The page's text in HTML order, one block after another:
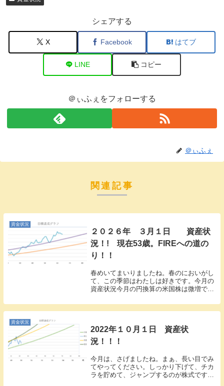
シェアする
X Facebook はてブ
LINE コピー
＠ぃふぇをフォローする
＠ぃふぇ
関連記事
資金状況
２０２６年 ３月１日 資産状
況！! 現在53歳。FIREへの道の
り！！
春めいてまいりましたね。春のにおいがし
て、この季節はわたしは好きです。今月の
資産状況今月の円換算の米国株は微増でほ
す。１億１０４８万１９５３円（先月より
マイナス１９０万８８９１円 １．７％の
資金状況
2022年１０月１日 資産状
況！！！
今月は、さげましたね。まぁ、長い目でみ
てやってください。しっかり下げて、チカ
ラを貯めて、ジャンプするのが株式ですの